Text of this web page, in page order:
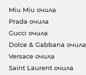
Miu Miu очила
Prada очила
Gucci очила
Dolce & Gabbana очила
Versace очила
Saint Laurent очила